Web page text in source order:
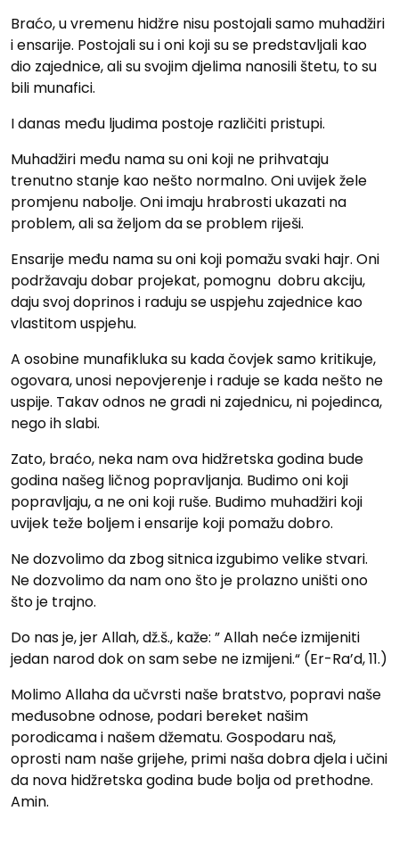
Braćo, u vremenu hidžre nisu postojali samo muhadžiri
i ensarije. Postojali su i oni koji su se predstavljali kao
dio zajednice, ali su svojim djelima nanosili štetu, to su
bili munafici.
I danas među ljudima postoje različiti pristupi.
Muhadžiri među nama su oni koji ne prihvataju
trenutno stanje kao nešto normalno. Oni uvijek žele
promjenu nabolje. Oni imaju hrabrosti ukazati na
problem, ali sa željom da se problem riješi.
Ensarije među nama su oni koji pomažu svaki hajr. Oni
podržavaju dobar projekat, pomognu dobru akciju,
daju svoj doprinos i raduju se uspjehu zajednice kao
vlastitom uspjehu.
A osobine munafikluka su kada čovjek samo kritikuje,
ogovara, unosi nepovjerenje i raduje se kada nešto ne
uspije. Takav odnos ne gradi ni zajednicu, ni pojedinca,
nego ih slabi.
Zato, braćo, neka nam ova hidžretska godina bude
godina našeg ličnog popravljanja. Budimo oni koji
popravljaju, a ne oni koji ruše. Budimo muhadžiri koji
uvijek teže boljem i ensarije koji pomažu dobro.
Ne dozvolimo da zbog sitnica izgubimo velike stvari.
Ne dozvolimo da nam ono što je prolazno uništi ono
što je trajno.
Do nas je, jer Allah, dž.š., kaže: ” Allah neće izmijeniti
jedan narod dok on sam sebe ne izmijeni.“ (Er-Ra’d, 11.)
Molimo Allaha da učvrsti naše bratstvo, popravi naše
međusobne odnose, podari bereket našim
porodicama i našem džematu. Gospodaru naš,
oprosti nam naše grijehe, primi naša dobra djela i učini
da nova hidžretska godina bude bolja od prethodne.
Amin.